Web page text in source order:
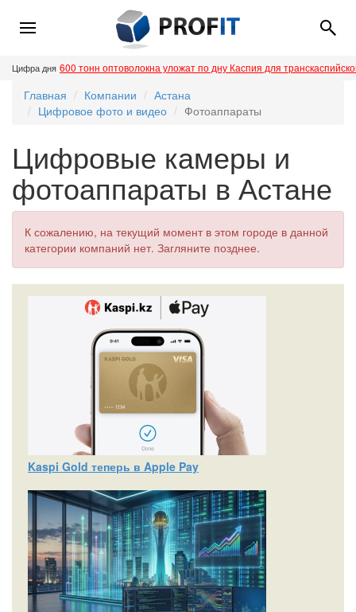
Цифра дня 600 тонн оптоволокна уложат по дну Каспия для
Главная Компании
Астана
Цифровое фото и видео
Фотоаппараты
Цифровые камеры и
фотоаппараты в Астане
К сожалению, на текущий момент в этом городе в данной
категории компаний нет. Загляните позднее.
Kaspi Gold теперь в Apple Pay